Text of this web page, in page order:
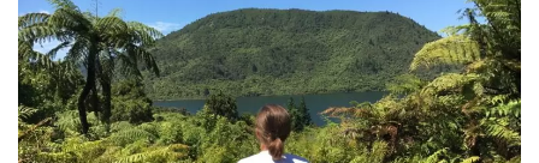
Il est difficile de calculer les coûts indirects pour chaque
projet. Afin d’optimiser la gestion, ces coûts sont lissés sur
l’année puis repartis sur tous les projets. Voici quelques
exemples de coûts indirects :